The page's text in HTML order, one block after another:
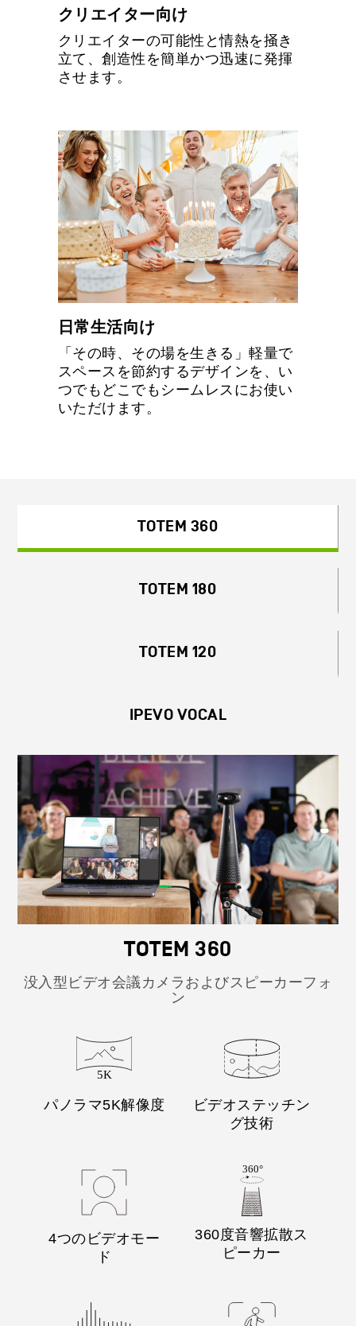
クリエイター向け
クリエイターの可能性と情熱を掻き
立て、創造性を簡単かつ迅速に発揮
させます。
日常生活向け
「その時、その場を生きる」軽量で
スペースを節約するデザインを、い
つでもどこでもシームレスにお使い
いただけます。
TOTEM 360
TOTEM 180
TOTEM 120
IPEVO VOCAL
TOTEM 360
没入型ビデオ会議カメラおよびスピーカーフォ
ン
パノラマ5K解像度
ビデオステッチン
グ技術
4つのビデオモー
ド
360度音響拡散ス
ピーカー